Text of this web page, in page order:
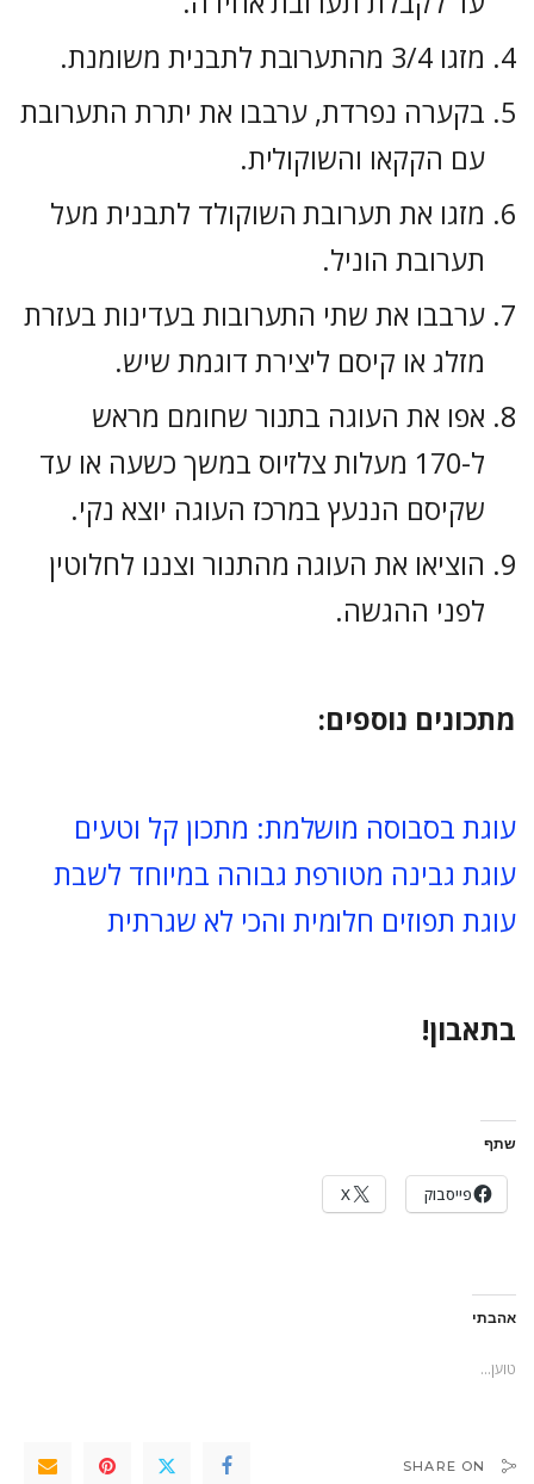
מזגו 3/4 מהתערובת לתבנית משומנת.
בקערה נפרדת, ערבבו את יתרת התערובת
עם הקקאו והשוקולית.
מזגו את תערובת השוקולד לתבנית מעל
תערובת הוניל.
ערבבו את שתי התערובות בעדינות בעזרת
מזלג או קיסם ליצירת דוגמת שיש.
אפו את העוגה בתנור שחומם מראש
ל-170 מעלות צלזיוס במשך כשעה או עד
שקיסם הננעץ במרכז העוגה יוצא נקי.
הוציאו את העוגה מהתנור וצננו לחלוטין
לפני ההגשה.
מתכונים נוספים:
עוגת בסבוסה מושלמת: מתכון קל וטעים
עוגת גבינה מטורפת גבוהה במיוחד לשבת
עוגת תפוזים חלומית והכי לא שגרתית
בתאבון!
שתף
פייסבוק X
אהבתי
טוען...
SHARE ON